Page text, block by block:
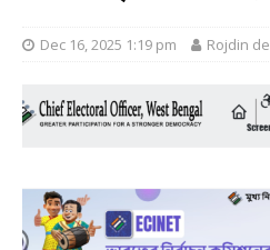
Dec 16, 2025 1:19 pm Rojdin